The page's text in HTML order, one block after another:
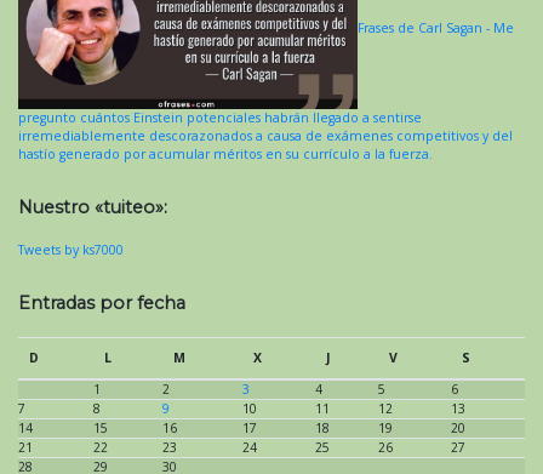
Frases de Carl Sagan - Me
pregunto cuántos Einstein potenciales habrán llegado a sentirse
irremediablemente descorazonados a causa de exámenes competitivos y del
hastío generado por acumular méritos en su currículo a la fuerza.
Nuestro «tuiteo»:
Tweets by ks7000
Entradas por fecha
D L M X J V
S
1
2 3 4 5
6
7
8 9 10 11 12
13
14
15 16 17 18 19
20
21
22 23 24 25 26
27
28
29 30